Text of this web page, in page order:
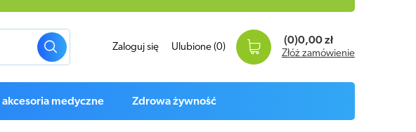
Zaloguj się Ulubione (0)
(0)0,00 zł
Złóż zamówienie
akcesoria medyczne Zdrowa żywność